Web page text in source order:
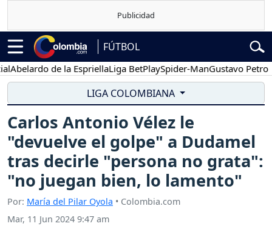
FÚTBOL
de la EspriellaLiga BetPlaySpider-ManGustavo Petro
LIGA COLOMBIANA
Carlos Antonio Vélez le
"devuelve el golpe" a Dudamel
tras decirle "persona no grata":
"no juegan bien, lo lamento"
Por: María del Pilar Oyola • Colombia.com
Mar, 11 Jun 2024 9:47 am